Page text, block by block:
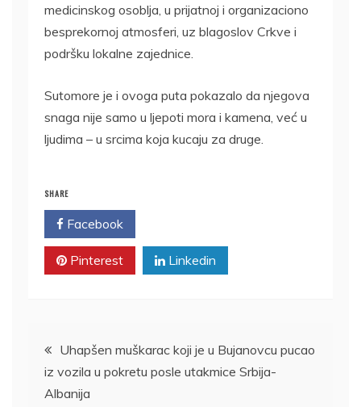
medicinskog osoblja, u prijatnoj i organizaciono
besprekornoj atmosferi, uz blagoslov Crkve i
podršku lokalne zajednice.
Sutomore je i ovoga puta pokazalo da njegova
snaga nije samo u ljepoti mora i kamena, već u
ljudima – u srcima koja kucaju za druge.
SHARE
Facebook
Pinterest Linkedin
Kretanje
članka
Uhapšen muškarac koji je u Bujanovcu pucao
iz vozila u pokretu posle utakmice Srbija-
Albanija